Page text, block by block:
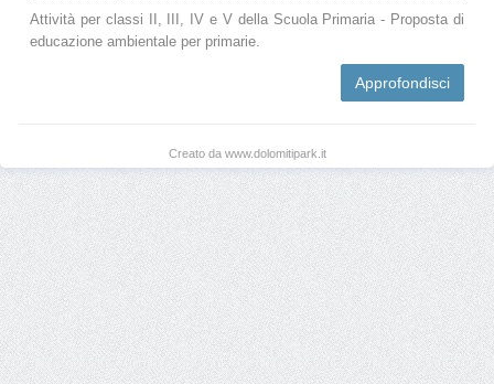
Attività per classi II, III, IV e V della Scuola Primaria - Proposta di
educazione ambientale per primarie.
Approfondisci
Creato da www.dolomitipark.it